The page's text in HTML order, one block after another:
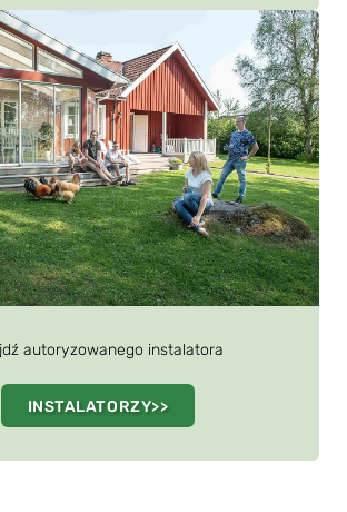
autoryzowanego instalatora
INSTALATORZY>>